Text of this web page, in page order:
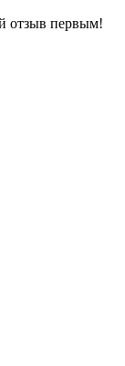
отзыв первым!